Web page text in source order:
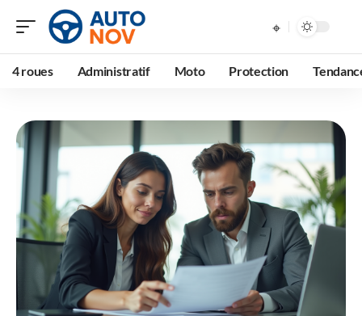
4 roues Administratif Moto Protection